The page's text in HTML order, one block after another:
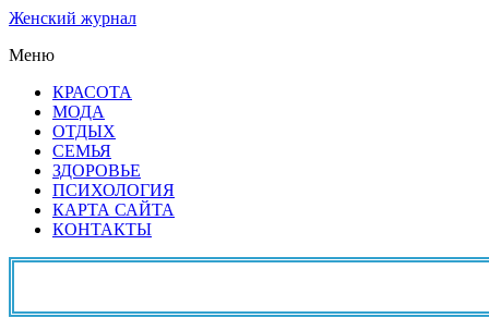
Женский журнал
Меню
КРАСОТА
МОДА
ОТДЫХ
СЕМЬЯ
ЗДОРОВЬЕ
ПСИХОЛОГИЯ
КАРТА САЙТА
КОНТАКТЫ